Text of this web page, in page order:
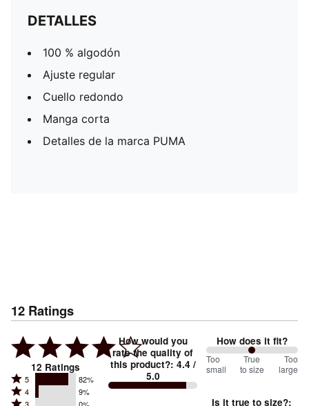
DETALLES
100 % algodón
Ajuste regular
Cuello redondo
Manga corta
Detalles de la marca PUMA
12 Ratings
12 Ratings
Rated
5
5 82%
Rated
4 9%
How would you
rate the quality of
this product?: 4.4 /
5.0
How does it fit?
100
between
Too
small
True
to size
Too
large
Is it true to size?: